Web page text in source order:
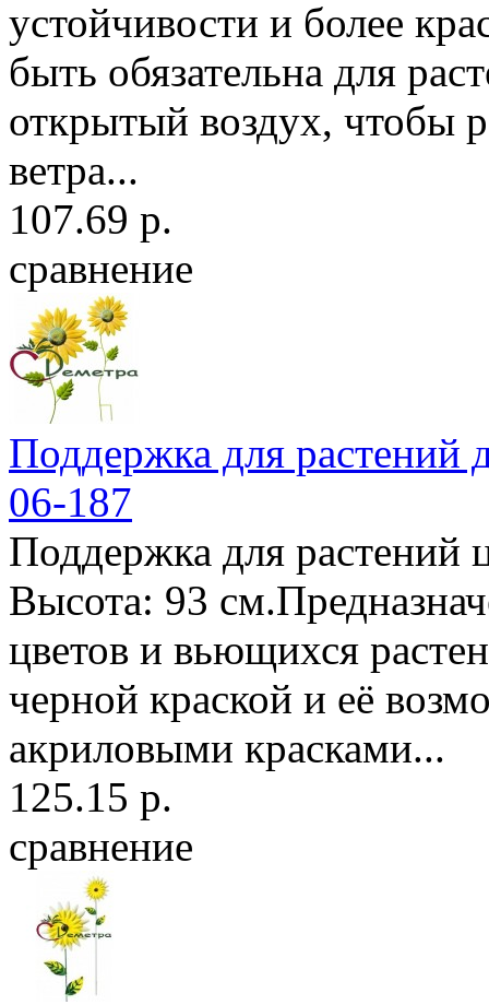
устойчивости и более
быть обязательна для
открытый воздух, чтобы
ветра...
107.69 р.
сравнение
Поддержка для растений
06-187
Поддержка для растений
Высота: 93
цветов и вьющихся
черной краской и её
акриловыми красками...
125.15 р.
сравнение